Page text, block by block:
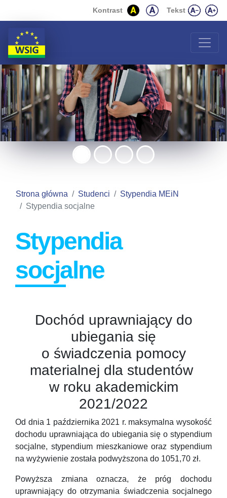
Wyższa Szkoła
Kontrast Tekst
Strona główna Studenci
Stypendia MEiN
Stypendia socjalne
Stypendia
socjalne
Dochód uprawniający do
ubiegania się
o świadczenia pomocy
materialnej dla studentów
w roku akademickim
2021/2022
Od dnia 1 października 2021 r. maksymalna wysokość
dochodu uprawniająca do ubiegania się o stypendium
socjalne, stypendium mieszkaniowe oraz stypendium
na wyżywienie została podwyższona do 1051,70 zł.
Powyższa zmiana oznacza, że próg dochodu
uprawniający do otrzymania świadczenia socjalnego